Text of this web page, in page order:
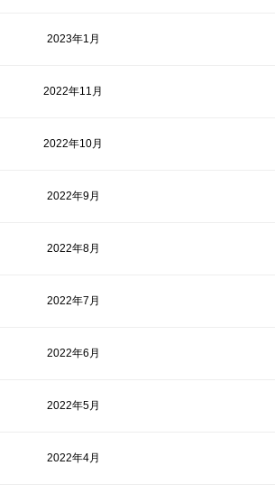
2023年1月
2022年11月
2022年10月
2022年9月
2022年8月
2022年7月
2022年6月
2022年5月
2022年4月